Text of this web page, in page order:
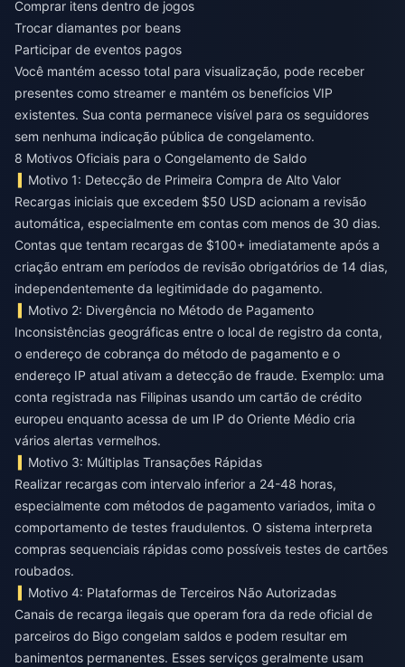
Comprar itens dentro de jogos
Trocar diamantes por beans
Participar de eventos pagos
Você mantém acesso total para visualização, pode receber
presentes como streamer e mantém os benefícios VIP
existentes. Sua conta permanece visível para os seguidores
sem nenhuma indicação pública de congelamento.
8 Motivos Oficiais para o Congelamento de Saldo
Motivo 1: Detecção de Primeira Compra de Alto Valor
Recargas iniciais que excedem $50 USD acionam a revisão
automática, especialmente em contas com menos de 30 dias.
Contas que tentam recargas de $100+ imediatamente após a
criação entram em períodos de revisão obrigatórios de 14 dias,
independentemente da legitimidade do pagamento.
Motivo 2: Divergência no Método de Pagamento
Inconsistências geográficas entre o local de registro da conta,
o endereço de cobrança do método de pagamento e o
endereço IP atual ativam a detecção de fraude. Exemplo: uma
conta registrada nas Filipinas usando um cartão de crédito
europeu enquanto acessa de um IP do Oriente Médio cria
vários alertas vermelhos.
Motivo 3: Múltiplas Transações Rápidas
Realizar recargas com intervalo inferior a 24-48 horas,
especialmente com métodos de pagamento variados, imita o
comportamento de testes fraudulentos. O sistema interpreta
compras sequenciais rápidas como possíveis testes de cartões
roubados.
Motivo 4: Plataformas de Terceiros Não Autorizadas
Canais de recarga ilegais que operam fora da rede oficial de
parceiros do Bigo congelam saldos e podem resultar em
banimentos permanentes. Esses serviços geralmente usam